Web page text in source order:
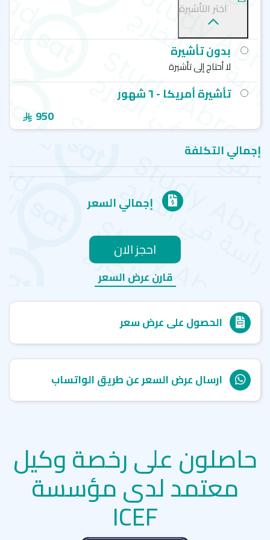
اختر التأشيرة
بدون تأشيرة
لا أحتاج إلى تأشيرة
تأشيرة أمريكا - ٦ شهور
950
إجمالي التكلفة
إجمالي السعر
احجز الان
قارن عرض السعر
الحصول على عرض سعر
ارسال عرض السعر عن طريق الواتساب
حاصلون على رخصة وكيل
معتمد لدى مؤسسة
ICEF